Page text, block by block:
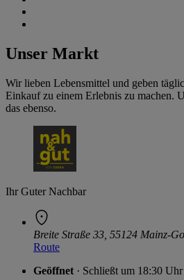
Unser Markt
Wir lieben Lebensmittel und geben
Einkauf zu einem Erlebnis zu machen.
das ebenso.
Ihr Guter Nachbar
Breite Straße 33, 55124 Mainz-
Route
Geöffnet · Schließt um 18:30 Uhr